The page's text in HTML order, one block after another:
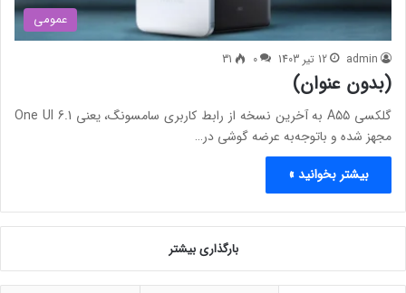
عمومی
admin 12 تیر 1403 0
31
(بدون عنوان)
گلکسی A55 به آخرین نسخه از رابط کاربری سامسونگ، یعنی One UI 6.1
مجهز شده و با‌توجه‌به عرضه گوشی در…
بیشتر بخوانید »
بارگذاری بیشتر